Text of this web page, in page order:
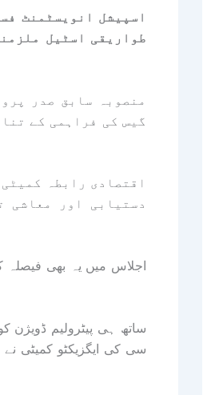
اسپیشل انویسٹمنٹ
طواریقی اسٹیل
منصوبہ سابق صدر
گیس کی فراہمی کے
اقتصادی رابطہ
دستیابی اور معاشی